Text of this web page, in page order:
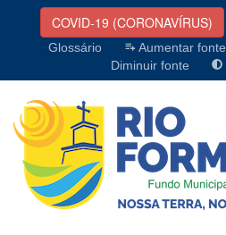
COVID-19 (CORONAVÍRUS)
Glossário
Aumentar fonte
Diminuir fonte